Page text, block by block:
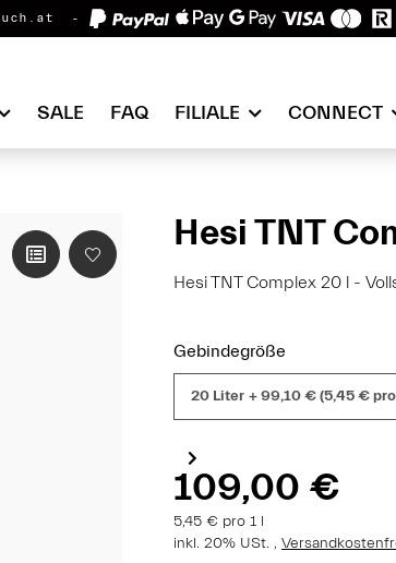
SALE FAQ FILIALE CONNECT
Hesi TNT
Hesi TNT Complex 20 l -
Gebindegröße
20 Liter + 99,10 € (5,45 €
109,00 €
5,45 € pro 1 l
inkl. 20% USt. ,